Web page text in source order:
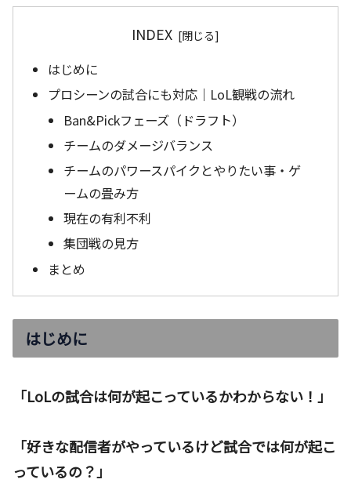
INDEX
はじめに
プロシーンの試合にも対応｜LoL観戦の流れ
Ban&Pickフェーズ（ドラフト）
チームのダメージバランス
チームのパワースパイクとやりたい事・ゲ
ームの畳み方
現在の有利不利
集団戦の見方
まとめ
はじめに
「LoLの試合は何が起こっているかわからない！」
「好きな配信者がやっているけど試合では何が起こ
っているの？」